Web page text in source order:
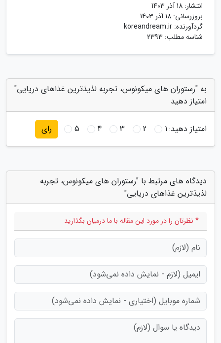
انتشار: 18 آذر 1403
بروزرسانی: 18 آذر 1403
گردآورنده: koreandream.ir
شناسه مطلب: 2393
به "رستوران های میکونوس، تجربه لذیذترین غذاهای دریایی"
امتیاز دهید
امتیاز دهید:1
2
3
4
5 رای
دیدگاه های مرتبط با "رستوران های میکونوس، تجربه
لذیذترین غذاهای دریایی"
* نظرتان را در مورد این مقاله با ما درمیان بگذارید